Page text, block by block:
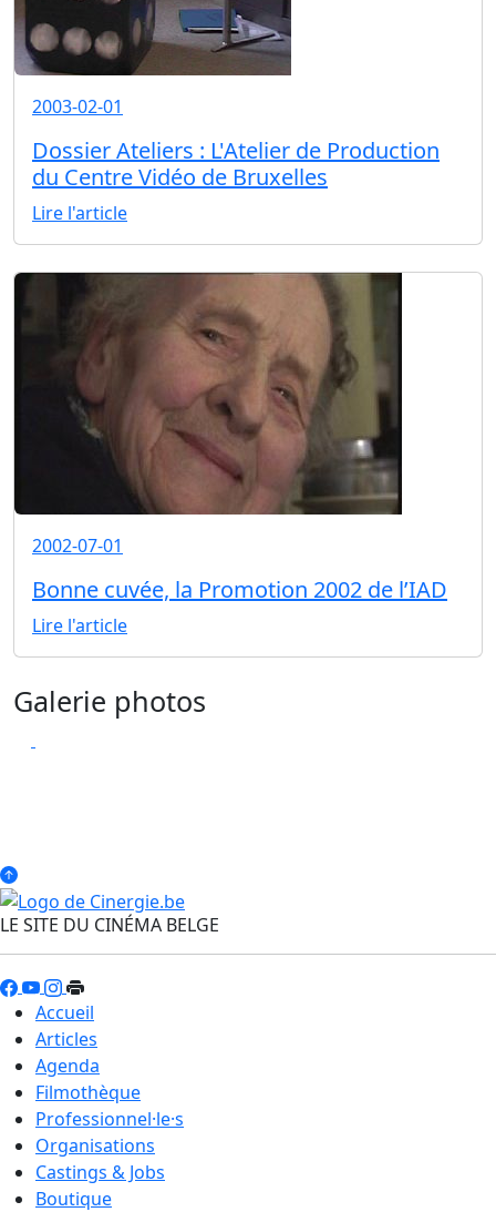
2003-02-01
Dossier Ateliers : L'Atelier de Production
du Centre Vidéo de Bruxelles
Lire l'article
2002-07-01
Bonne cuvée, la Promotion 2002 de l’IAD
Lire l'article
Galerie photos
LE SITE DU CINÉMA BELGE
Accueil
Articles
Agenda
Filmothèque
Professionnel·le·s
Organisations
Castings & Jobs
Boutique